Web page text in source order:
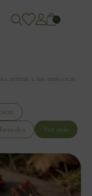
0
mimar a tus mascotas.
Ver más